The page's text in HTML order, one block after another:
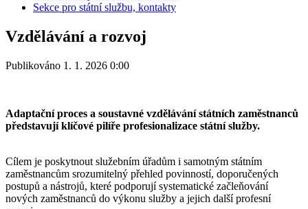
Sekce pro státní službu, kontakty
Vzdělávání a rozvoj
Publikováno 1. 1. 2026 0:00
Adaptační proces a soustavné vzdělávání státních zaměstnanců
představují klíčové pilíře profesionalizace státní služby.
Cílem je poskytnout služebním úřadům i samotným státním
zaměstnancům srozumitelný přehled povinností, doporučených
postupů a nástrojů, které podporují systematické začleňování
nových zaměstnanců do výkonu služby a jejich další profesní